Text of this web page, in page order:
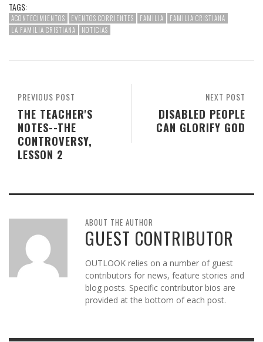
TAGS:
ACONTECIMIENTOS EVENTOS CORRIENTES FAMILIA
FAMILIA CRISTIANA
LA FAMILIA CRISTIANA
NOTICIAS
NEXT POST
DISABLED PEOPLE
CAN GLORIFY GOD
PREVIOUS POST
THE TEACHER'S
NOTES--THE
CONTROVERSY,
LESSON 2
ABOUT THE AUTHOR
GUEST CONTRIBUTOR
OUTLOOK relies on a number of guest
contributors for news, feature stories and
blog posts. Specific contributor bios are
provided at the bottom of each post.